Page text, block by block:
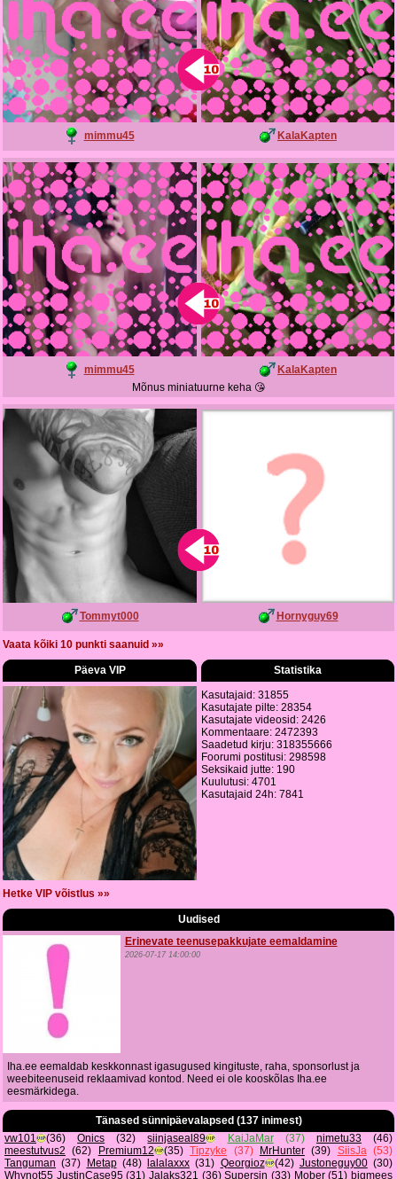
mimmu45 KalaKapten
mimmu45
KalaKapten
Mõnus miniatuurne keha 😘
Tommyt000 Hornyguy69
Vaata kõiki 10 punkti saanuid »»
Päeva VIP
Hetke VIP võistlus »»
Statistika
Kasutajaid: 31855
Kasutajate pilte: 28354
Kasutajate videosid: 2426
Kommentaare: 2472393
Saadetud kirju: 318355666
Foorumi postitusi: 298598
Seksikaid jutte: 190
Kuulutusi: 4701
Kasutajaid 24h: 7841
Uudised
Erinevate teenusepakkujate eemaldamine
2026-07-17 14:00:00
Iha.ee eemaldab keskkonnast igasugused kingituste, raha, sponsorlust ja
weebiteenuseid reklaamivad kontod. Need ei ole kooskõlas Iha.ee
eesmärkidega.
Tänased sünnipäevalapsed (137 inimest)
vw101
(36) Onics (32) siinjaseal89 KaiJaMar(37) nimetu33(46)
meestutvus2 (62) Premium12 (35) Tipzyke (37) MrHunter(39) SiisJa(53)
Tanguman (37) Metap(48) lalalaxxx (31) Qeorgioz (42) Justoneguy00(30)
Whynot55 JustinCase95(31) Jalaks321 (36) Supersin (33) Mober(51) bigmees